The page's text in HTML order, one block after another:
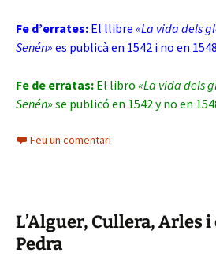
Fe d’errates: El llibre «La vida dels
Senén» es publicà en 1542 i no en
Fe de erratas: El libro «La vida dels
Senén» se publicó en 1542 y no en
Feu un comentari
L’Alguer, Cullera, Arles i
Pedra